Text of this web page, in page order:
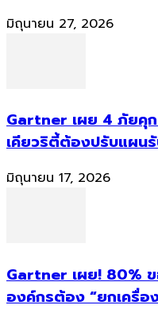
มิถุนายน 27, 2026
Gartner เผย 4 ภัยคุ
เคียวริตี้ต้องปรับแผน
มิถุนายน 17, 2026
Gartner เผย! 80%
องค์กรต้อง “ยกเครื่อ